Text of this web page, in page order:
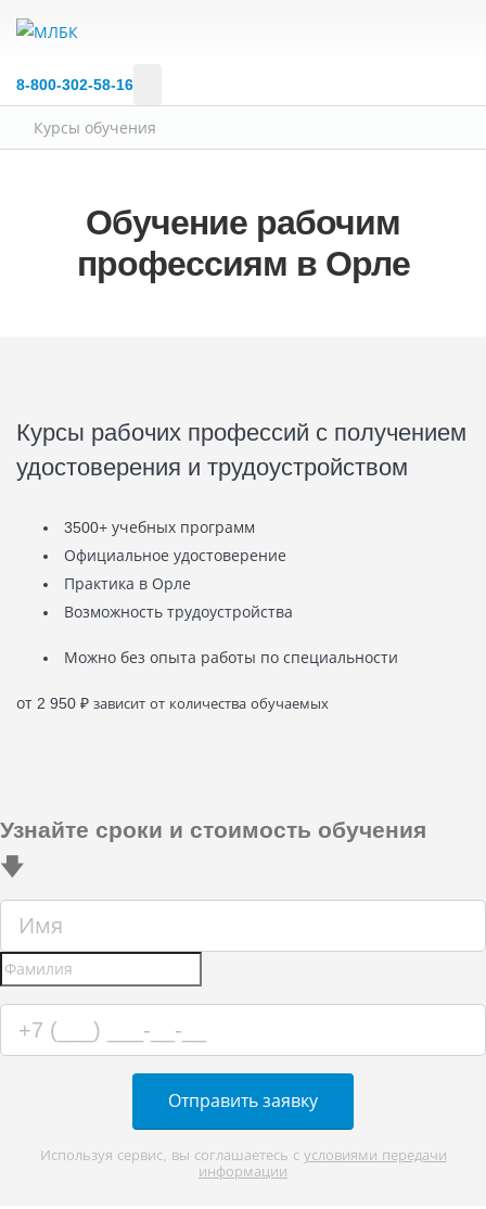
8‑800‑302‑58‑16
Курсы обучения
Обучение рабочим
профессиям в Орле
Курсы рабочих профессий с получением
удостоверения и трудоустройством
3500+ учебных программ
Официальное удостоверение
Практика в Орле
Возможность трудоустройства
Можно без опыта работы по специальности
от 2 950 ₽ зависит от количества обучаемых
Узнайте сроки и стоимость обучения
🡇
Отправить заявку
Используя сервис, вы соглашаетесь с условиями передачи
информации